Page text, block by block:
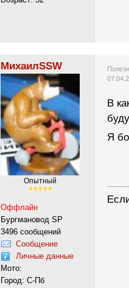
МихаилSSW
Опытный
Оффлайн
Бургмановод SP
3496 сообщений
Сообщение
Личные данные
Мото:
Город: С-Пб
В
Я